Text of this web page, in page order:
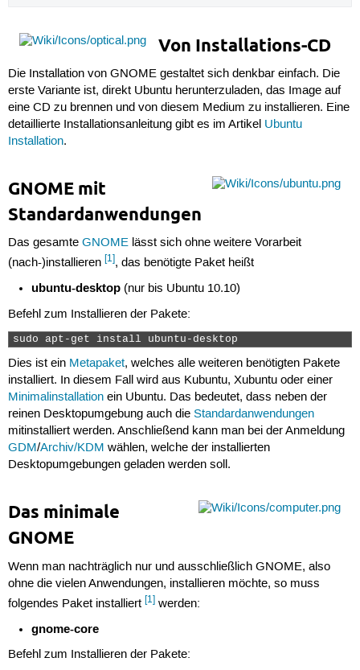
Von Installations-CD
Die Installation von GNOME gestaltet sich denkbar einfach. Die
erste Variante ist, direkt Ubuntu herunterzuladen, das Image auf
eine CD zu brennen und von diesem Medium zu installieren. Eine
detaillierte Installationsanleitung gibt es im Artikel Ubuntu
Installation.
GNOME mit
Standardanwendungen
Das gesamte GNOMElässt sich ohne weitere Vorarbeit
(nach-)installieren [1], das benötigte Paket heißt
ubuntu-desktop (nur bis Ubuntu 10.10)
Befehl zum Installieren der Pakete:
sudo apt-get install ubuntu-desktop
Dies ist ein Metapaket, welches alle weiteren benötigten Pakete
installiert. In diesem Fall wird aus Kubuntu, Xubuntu oder einer
Minimalinstallationein Ubuntu. Das bedeutet, dass neben der
reinen Desktopumgebung auch die Standardanwendungen
mitinstalliert werden. Anschließend kann man bei der Anmeldung
GDM/Archiv/KDM wählen, welche der installierten
Desktopumgebungen geladen werden soll.
Das minimale
GNOME
Wenn man nachträglich nur und ausschließlich GNOME, also
ohne die vielen Anwendungen, installieren möchte, so muss
folgendes Paket installiert [1]werden:
gnome-core
Befehl zum Installieren der Pakete: